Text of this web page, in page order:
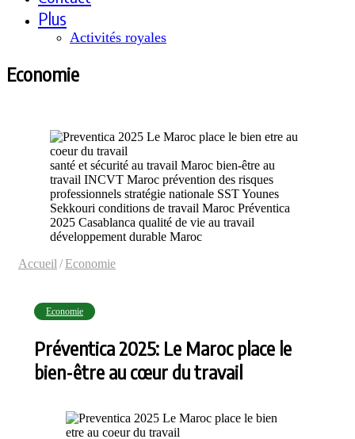
Plus
Activités royales
Economie
santé et sécurité au travail Maroc bien-être au
travail INCVT Maroc prévention des risques
professionnels stratégie nationale SST Younes
Sekkouri conditions de travail Maroc Préventica
2025 Casablanca qualité de vie au travail
développement durable Maroc
Accueil /Economie
Economie
Préventica 2025: Le Maroc place le
bien-être au cœur du travail